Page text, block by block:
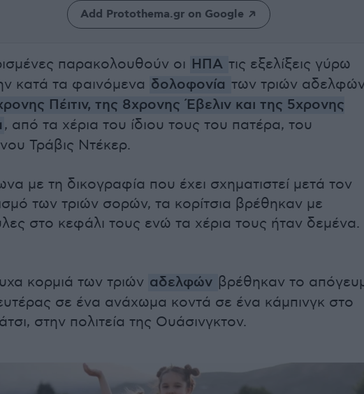
Add Protothema.gr on Google
παρακολουθούν οι ΗΠΑ τις εξελίξεις γύρω
κατά τα φαινόμενα δολοφονία των τριών
Πέιτιν, της 8χρονης Έβελιν και της 5χρονης
, από τα χέρια του ίδιου τους του πατέρα, του
Τράβις Ντέκερ.
με τη δικογραφία που έχει σχηματιστεί μετά τον
των τριών σορών, τα κορίτσια βρέθηκαν με
στο κεφάλι τους ενώ τα χέρια τους ήταν δεμένα.
κορμιά των τριών αδελφών βρέθηκαν το
σε ένα ανάχωμα κοντά σε ένα κάμπινγκ στο
στην πολιτεία της Ουάσινγκτον.